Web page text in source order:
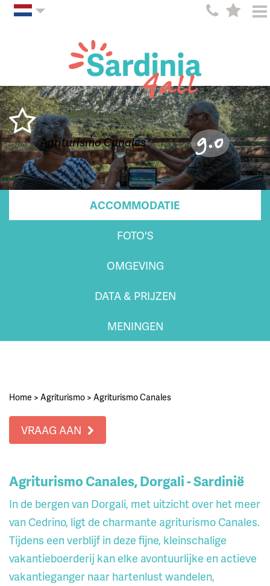
Agriturismo Canales 9.0
ACCOMMODATIE
FOTO'S
OMGEVING
DATA & PRIJZEN
MENINGEN
Home > Agriturismo > Agriturismo Canales
VRAAG AAN
Agriturismo Canales, Dorgali - Sardinië
In de bergen van Dorgali, met uitzicht over het meer
van Cedrino, ligt de charmante agriturismo Canales.
Tijdens een verblijf in deze fijne, kleinschalige
vakantieboerderij kan elke avontuurlijke en actieve
vakantieganger naar hartenlust wandelen,